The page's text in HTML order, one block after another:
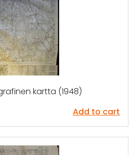
kartta (1948)
Add to cart